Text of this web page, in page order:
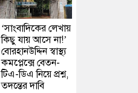
‘সাংবাদিকের লেখায়
কিছু যায় আসে না!’
বোরহানউদ্দিন স্বাস্থ্য
কমপ্লেক্সে বেতন-
টিএ-ডিএ নিয়ে প্রশ্ন,
তদন্তের দাবি